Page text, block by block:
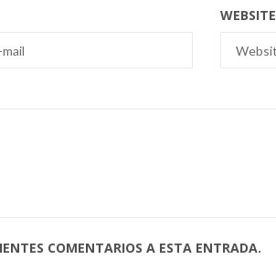
WEBSITE
COMENTARIOS A ESTA ENTRADA.